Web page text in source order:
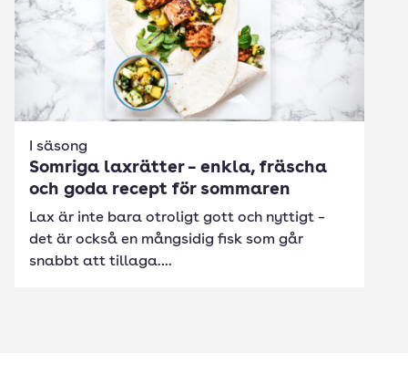
I säsong
Somriga laxrätter – enkla, fräscha
och goda recept för sommaren
Lax är inte bara otroligt gott och nyttigt –
det är också en mångsidig fisk som går
snabbt att tillaga....